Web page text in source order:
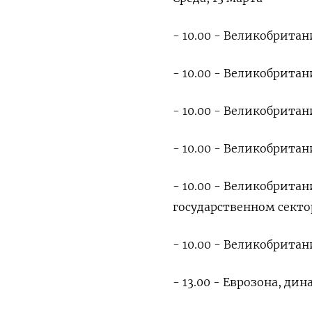
- 10.00 -
- 10.00 -
- 10.00 -
- 10.00 -
- 10.00 -
государственном
- 10.00 -
- 13.00 - Еврозона,